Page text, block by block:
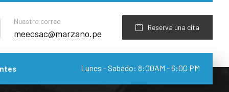
Reserva una cita
Nuestro correo
meecsac@marzano.pe
Lunes - Sabádo: 8:00AM - 6:00 PM